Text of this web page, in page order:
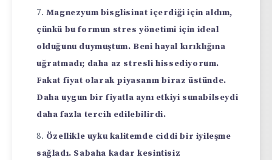
Magnezyum bisglisinat içerdiği için aldım,
çünkü bu formun stres yönetimi için ideal
olduğunu duymuştum. Beni hayal kırıklığına
uğratmadı; daha az stresli hissediyorum.
Fakat fiyat olarak piyasanın biraz üstünde.
Daha uygun bir fiyatla aynı etkiyi sunabilseydi
daha fazla tercih edilebilirdi.
Özellikle uyku kalitemde ciddi bir iyileşme
sağladı. Sabaha kadar kesintisiz